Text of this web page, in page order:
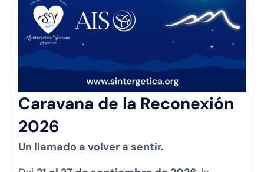
Caravana de la Reconexión
2026
Un llamado a volver a sentir.